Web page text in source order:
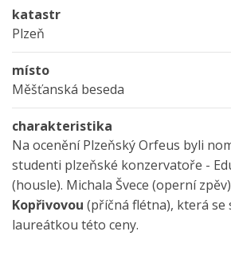
katastr
Plzeň
místo
Měšťanská beseda
charakteristika
Na ocenění Plzeňský Orfeus byli
studenti plzeňské konzervatoře -
(housle). Michala Švece (operní
Kopřivovou (příčná flétna), která se
laureátkou této ceny.